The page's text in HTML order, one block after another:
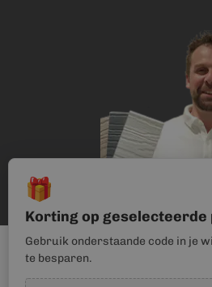
🎁
Korting op geselecteerde
Gebruik onderstaande code in je
te besparen.